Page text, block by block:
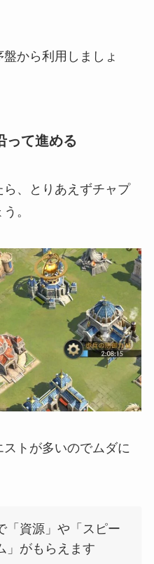
から利用しましょ
って進める
、とりあえずチャプ
。
トが多いのでムダに
「資源」や「スピー
」がもらえます